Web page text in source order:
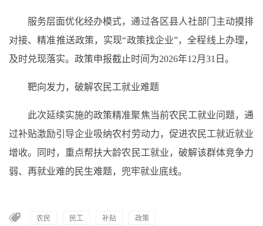
服务层面优化经办模式，通过各区县人社部门主动摸排
对接、精准推送政策，实现“政策找企业”，全程线上办理，
及时兑现落实。政策申报截止时间为2026年12月31日。
靶向发力，破解农民工就业难题
此次延续实施的政策精准聚焦当前农民工就业问题，通
过补贴激励引导企业吸纳农村劳动力，促进农民工就近就业
增收。同时，重点帮扶大龄农民工就业，破解该群体竞争力
弱、再就业难的民生难题，兜牢就业底线。
农民 民工 补贴 政策